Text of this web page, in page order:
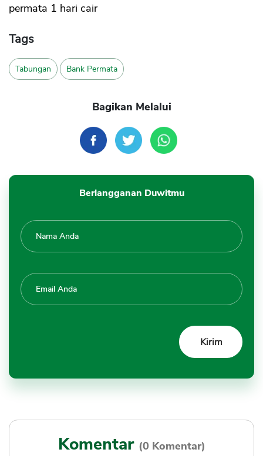
permata 1 hari cair
Tags
Tabungan Bank Permata
Bagikan Melalui
Berlangganan Duwitmu
Komentar (0 Komentar)